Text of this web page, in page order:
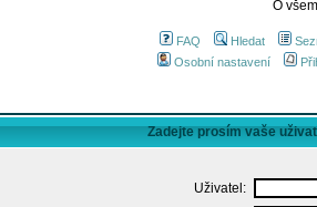
O
FAQ Hledat
Osobní nastavení
Zadejte prosím vaše
Uživatel: